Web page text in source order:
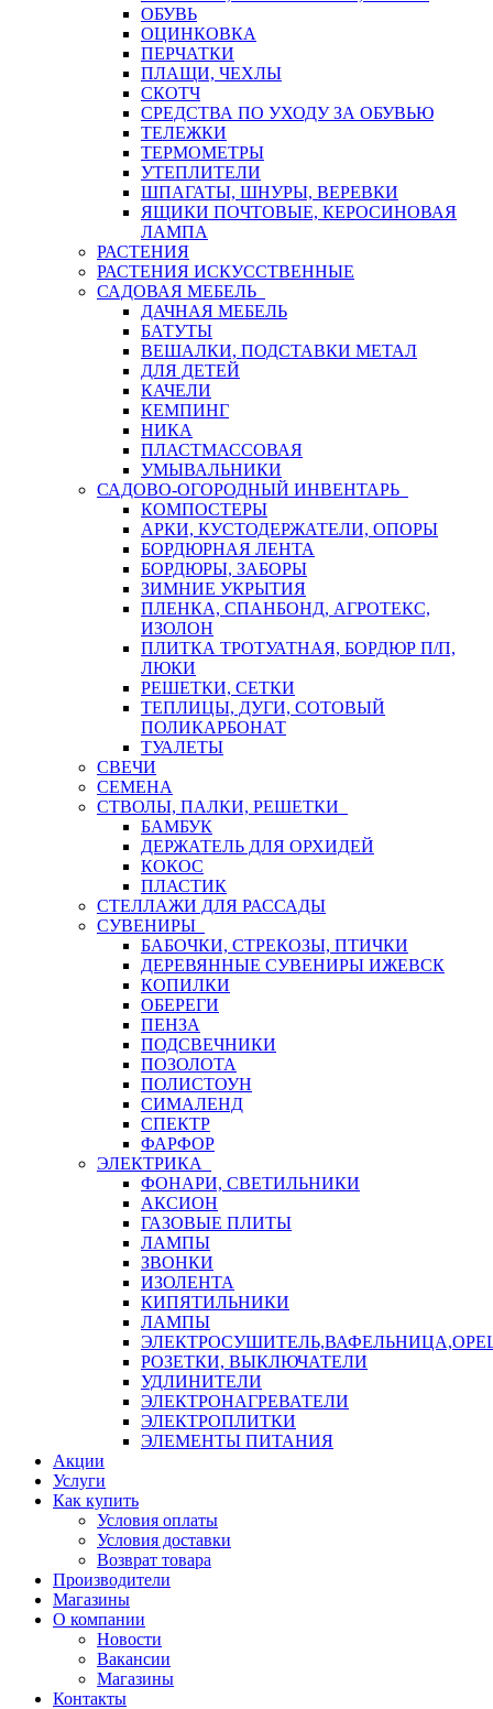
ОБУВЬ
ОЦИНКОВКА
ПЕРЧАТКИ
ПЛАЩИ, ЧЕХЛЫ
СКОТЧ
СРЕДСТВА ПО УХОДУ ЗА ОБУВЬЮ
ТЕЛЕЖКИ
ТЕРМОМЕТРЫ
УТЕПЛИТЕЛИ
ШПАГАТЫ, ШНУРЫ, ВЕРЕВКИ
ЯЩИКИ ПОЧТОВЫЕ, КЕРОСИНОВАЯ
ЛАМПА
РАСТЕНИЯ
РАСТЕНИЯ ИСКУССТВЕННЫЕ
САДОВАЯ МЕБЕЛЬ
ДАЧНАЯ МЕБЕЛЬ
БАТУТЫ
ВЕШАЛКИ, ПОДСТАВКИ МЕТАЛ
ДЛЯ ДЕТЕЙ
КАЧЕЛИ
КЕМПИНГ
НИКА
ПЛАСТМАССОВАЯ
УМЫВАЛЬНИКИ
САДОВО-ОГОРОДНЫЙ ИНВЕНТАРЬ
КОМПОСТЕРЫ
АРКИ, КУСТОДЕРЖАТЕЛИ, ОПОРЫ
БОРДЮРНАЯ ЛЕНТА
БОРДЮРЫ, ЗАБОРЫ
ЗИМНИЕ УКРЫТИЯ
ПЛЕНКА, СПАНБОНД, АГРОТЕКС,
ИЗОЛОН
ПЛИТКА ТРОТУАТНАЯ, БОРДЮР П/П,
ЛЮКИ
РЕШЕТКИ, СЕТКИ
ТЕПЛИЦЫ, ДУГИ, СОТОВЫЙ
ПОЛИКАРБОНАТ
ТУАЛЕТЫ
СВЕЧИ
СЕМЕНА
СТВОЛЫ, ПАЛКИ, РЕШЕТКИ
БАМБУК
ДЕРЖАТЕЛЬ ДЛЯ ОРХИДЕЙ
КОКОС
ПЛАСТИК
СТЕЛЛАЖИ ДЛЯ РАССАДЫ
СУВЕНИРЫ
БАБОЧКИ, СТРЕКОЗЫ, ПТИЧКИ
ДЕРЕВЯННЫЕ СУВЕНИРЫ ИЖЕВСК
КОПИЛКИ
ОБЕРЕГИ
ПЕНЗА
ПОДСВЕЧНИКИ
ПОЗОЛОТА
ПОЛИСТОУН
СИМАЛЕНД
СПЕКТР
ФАРФОР
ЭЛЕКТРИКА
ФОНАРИ, СВЕТИЛЬНИКИ
АКСИОН
ГАЗОВЫЕ ПЛИТЫ
ЛАМПЫ
ЗВОНКИ
ИЗОЛЕНТА
КИПЯТИЛЬНИКИ
ЛАМПЫ
РОЗЕТКИ, ВЫКЛЮЧАТЕЛИ
УДЛИНИТЕЛИ
ЭЛЕКТРОНАГРЕВАТЕЛИ
ЭЛЕКТРОПЛИТКИ
ЭЛЕМЕНТЫ ПИТАНИЯ
Акции
Услуги
Как купить
Условия оплаты
Условия доставки
Возврат товара
Производители
Магазины
О компании
Новости
Вакансии
Магазины
Контакты